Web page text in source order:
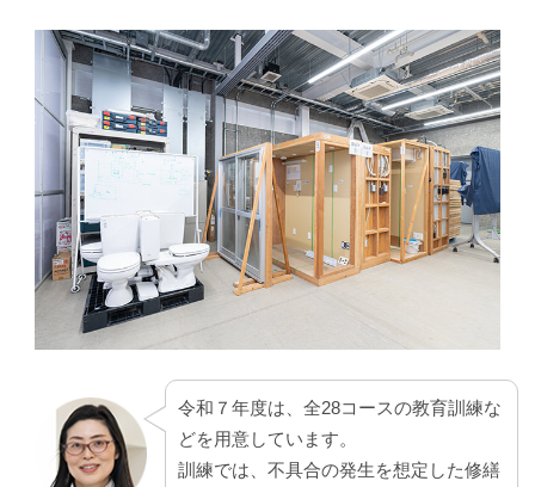
令和７年度は、全28コースの教育訓練な
どを用意しています。
訓練では、不具合の発生を想定した修繕